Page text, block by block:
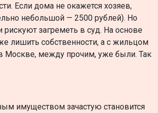
Если дома не окажется хозяев,
небольшой — 2500 рублей). Но
загреметь в суд. На основе
лишить собственности, а с жильцом
в Москве, между прочим, уже были. Так
имуществом зачастую становится